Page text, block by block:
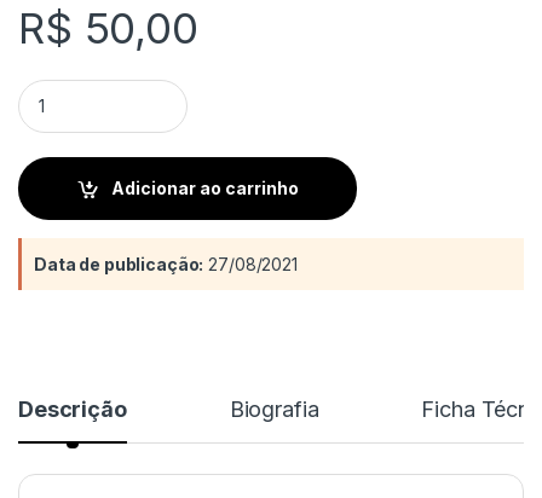
R$ 50,00
Moinho quantity
Adicionar ao carrinho
Data de publicação: 27/08/2021
Descrição Biografia Ficha